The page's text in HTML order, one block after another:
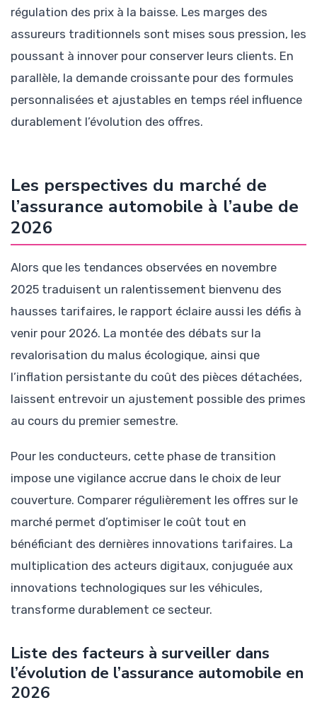
régulation des prix à la baisse. Les marges des
assureurs traditionnels sont mises sous pression, les
poussant à innover pour conserver leurs clients. En
parallèle, la demande croissante pour des formules
personnalisées et ajustables en temps réel influence
durablement l’évolution des offres.
Les perspectives du marché de
l’assurance automobile à l’aube de
2026
Alors que les tendances observées en novembre
2025 traduisent un ralentissement bienvenu des
hausses tarifaires, le rapport éclaire aussi les défis à
venir pour 2026. La montée des débats sur la
revalorisation du malus écologique, ainsi que
l’inflation persistante du coût des pièces détachées,
laissent entrevoir un ajustement possible des primes
au cours du premier semestre.
Pour les conducteurs, cette phase de transition
impose une vigilance accrue dans le choix de leur
couverture. Comparer régulièrement les offres sur le
marché permet d’optimiser le coût tout en
bénéficiant des dernières innovations tarifaires. La
multiplication des acteurs digitaux, conjuguée aux
innovations technologiques sur les véhicules,
transforme durablement ce secteur.
Liste des facteurs à surveiller dans
l’évolution de l’assurance automobile en
2026